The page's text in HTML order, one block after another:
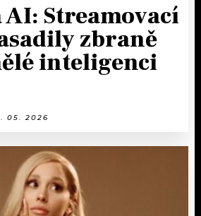
AI: Streamovací
zbraně
inteligenci
05. 2026